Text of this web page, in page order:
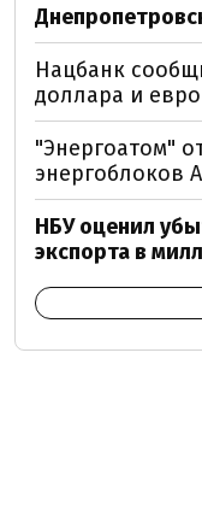
Нацбанк
доллара и
"Энергоатом"
энергоблоков
НБУ оценил
экспорта в